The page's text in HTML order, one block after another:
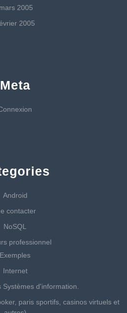
mars 2005
2005
Meta
Android
contacter
NoSQL
professionnel
Exemples
Internet
d'information.
paris sportifs, casinos virtuels et